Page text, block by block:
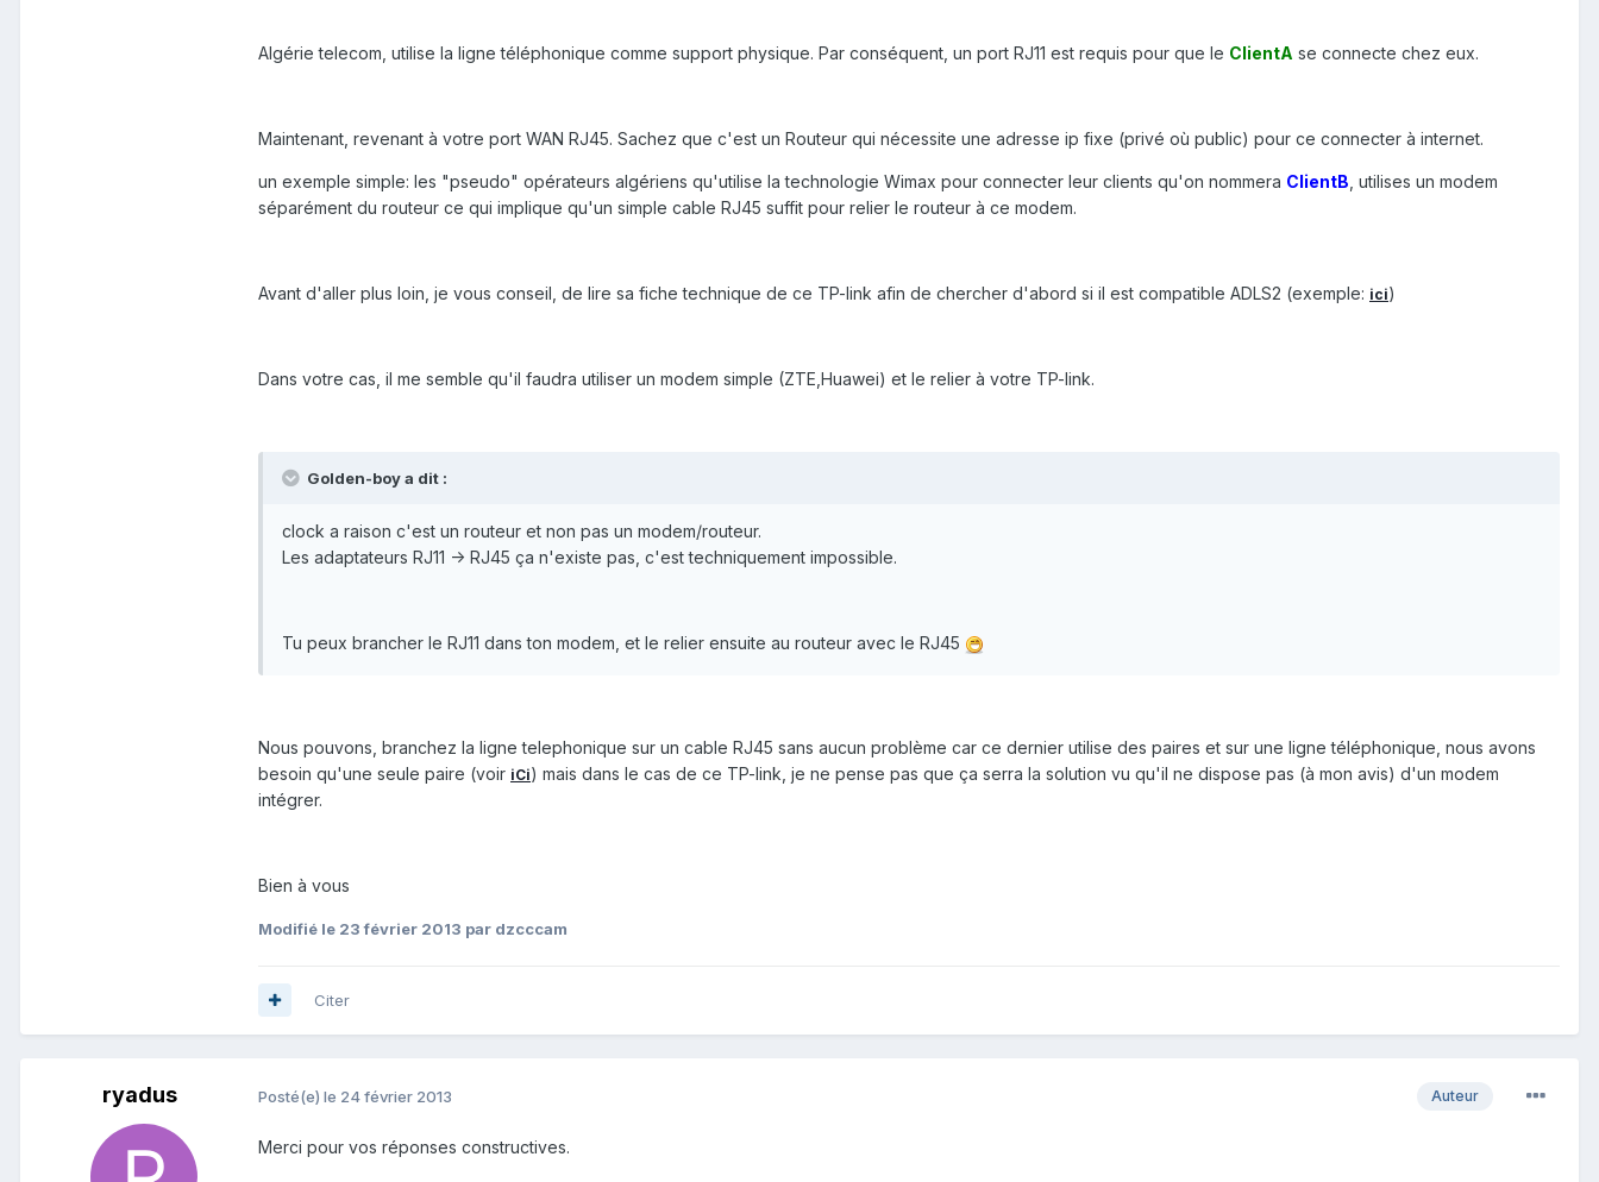
Algérie telecom, utilise la ligne téléphonique comme support physique. Par conséquent, un port RJ11 est requis pour que le ClientA se connecte chez eux.
Maintenant, revenant à votre port WAN RJ45. Sachez que c'est un Routeur qui nécessite une adresse ip fixe (privé où public) pour ce connecter à internet.
un exemple simple: les "pseudo" opérateurs algériens qu'utilise la technologie Wimax pour connecter leur clients qu'on nommera ClientB , utilises un modem
séparément du routeur ce qui implique qu'un simple cable RJ45 suffit pour relier le routeur à ce modem.
Avant d'aller plus loin, je vous conseil, de lire sa fiche technique de ce TP-link afin de chercher d'abord si il est compatible ADLS2 (exemple: ici)
Dans votre cas, il me semble qu'il faudra utiliser un modem simple (ZTE,Huawei) et le relier à votre TP-link.
Golden-boy a dit :
clock a raison c'est un routeur et non pas un modem/routeur.
Les adaptateurs RJ11 -> RJ45 ça n'existe pas, c'est techniquement impossible.
Tu peux brancher le RJ11 dans ton modem, et le relier ensuite au routeur avec le RJ45
Nous pouvons, branchez la ligne telephonique sur un cable RJ45 sans aucun problème car ce dernier utilise des paires et sur une ligne téléphonique, nous avons
besoin qu'une seule paire (voir iCi) mais dans le cas de ce TP-link, je ne pense pas que ça serra la solution vu qu'il ne dispose pas (à mon avis) d'un modem
intégrer.
Bien à vous
Modifié le 23 février 2013 par dzcccam
Citer
ryadus Auteur
Posté(e) le 24 février 2013
Merci pour vos réponses constructives.